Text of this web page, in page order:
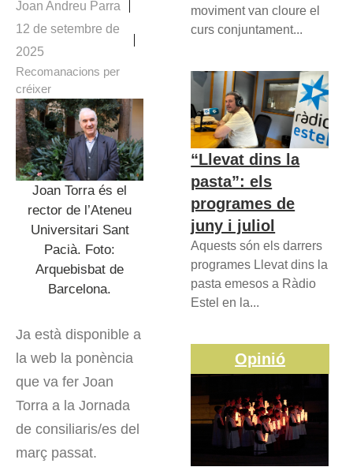
Joan Andreu Parra
12 de setembre de
2025
Recomanacions per
créixer
Joan Torra és el
rector de l’Ateneu
Universitari Sant
Pacià. Foto:
Arquebisbat de
Barcelona.
Ja està disponible a
la web la ponència
que va fer Joan
Torra a la Jornada
de consiliaris/es del
març passat.
moviment van cloure el
curs conjuntament...
“Llevat dins la
pasta”: els
programes de
juny i juliol
Aquests són els darrers
programes Llevat dins la
pasta emesos a Ràdio
Estel en la...
Opinió